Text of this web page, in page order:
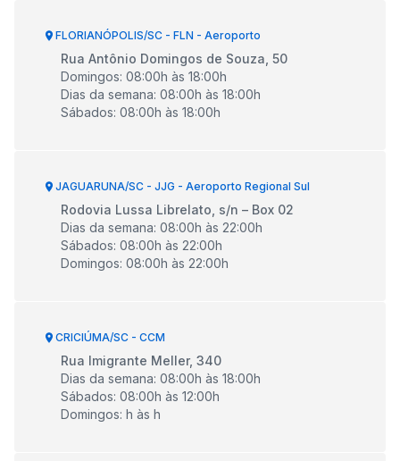
FLORIANÓPOLIS/SC - FLN - Aeroporto
Rua Antônio Domingos de Souza, 50
Domingos: 08:00h às 18:00h
Dias da semana: 08:00h às 18:00h
Sábados: 08:00h às 18:00h
JAGUARUNA/SC - JJG - Aeroporto Regional Sul
Rodovia Lussa Librelato, s/n – Box 02
Dias da semana: 08:00h às 22:00h
Sábados: 08:00h às 22:00h
Domingos: 08:00h às 22:00h
CRICIÚMA/SC - CCM
Rua Imigrante Meller, 340
Dias da semana: 08:00h às 18:00h
Sábados: 08:00h às 12:00h
Domingos: h às h